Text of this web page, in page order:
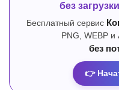
без
Бесплатный сервис
PNG, WEBP
без
👉